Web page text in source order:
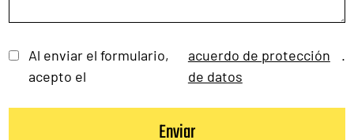
Al enviar el formulario,
acepto el
acuerdo de protección
de datos
.